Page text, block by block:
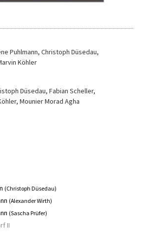
Puhlmann, Christoph Düsedau,
Köhler
Düsedau, Fabian Scheller,
, Mounier Morad Agha
(Christoph Düsedau)
(Alexander Wirth)
(Sascha Prüfer)
II